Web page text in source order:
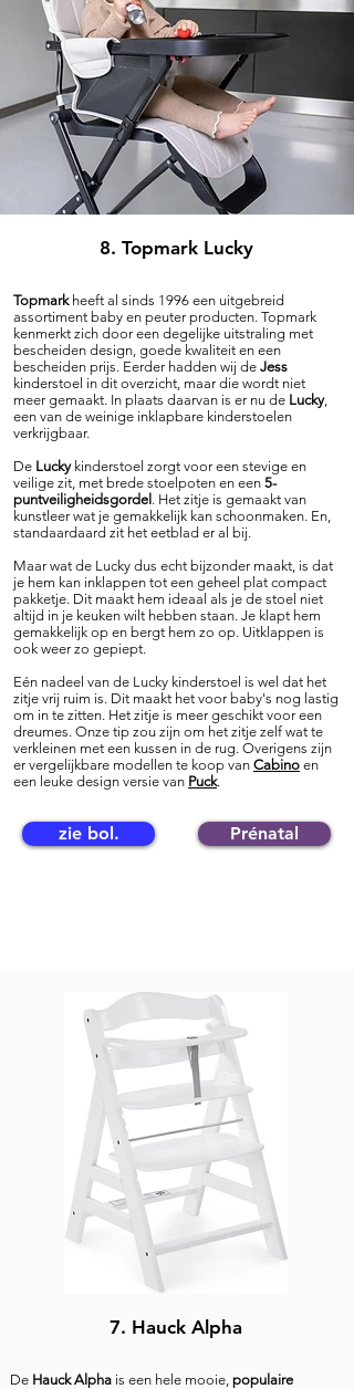
8. Topmark Lucky
Topmark heeft al sinds 1996 een uitgebreid
assortiment baby en peuter producten. Topmark
kenmerkt zich door een degelijke uitstraling met
bescheiden design, goede kwaliteit en een
bescheiden prijs. Eerder hadden wij de Jess
kinderstoel in dit overzicht, maar die wordt niet
meer gemaakt. In plaats daarvan is er nu de Lucky,
een van de weinige inklapbare kinderstoelen
verkrijgbaar.
De Lucky kinderstoel zorgt voor een stevige en
veilige zit, met brede stoelpoten en een 5-
puntveiligheidsgordel . Het zitje is gemaakt van
kunstleer wat je gemakkelijk kan schoonmaken. En,
standaardaard zit het eetblad er al bij.
Maar wat de Lucky dus echt bijzonder maakt, is dat
je hem kan inklappen tot een geheel plat compact
pakketje. Dit maakt hem ideaal als je de stoel niet
altijd in je keuken wilt hebben staan. Je klapt hem
gemakkelijk op en bergt hem zo op. Uitklappen is
ook weer zo gepiept.
Eén nadeel van de Lucky kinderstoel is wel dat het
zitje vrij ruim is. Dit maakt het voor baby's nog lastig
om in te zitten. Het zitje is meer geschikt voor een
dreumes. Onze tip zou zijn om het zitje zelf wat te
verkleinen met een kussen in de rug. Overigens zijn
er vergelijkbare modellen te koop van Cabino en
een leuke design versie van Puck.
zie bol. Prénatal
7. Hauck Alpha
De Hauck Alpha is een hele mooie, populaire